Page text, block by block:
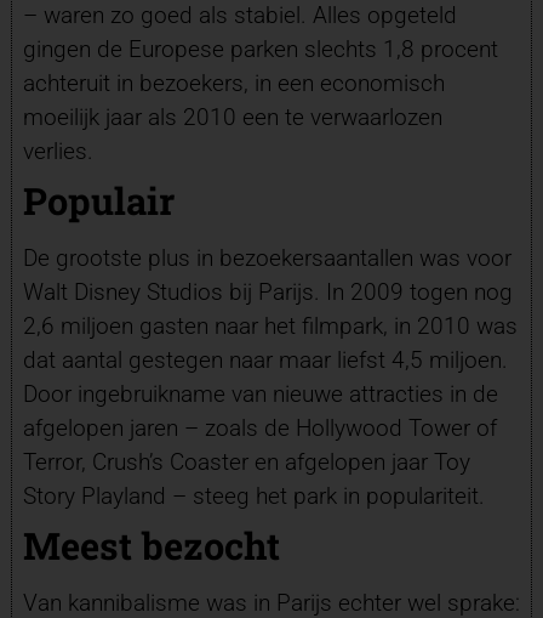
– waren zo goed als stabiel. Alles opgeteld
gingen de Europese parken slechts 1,8 procent
achteruit in bezoekers, in een economisch
moeilijk jaar als 2010 een te verwaarlozen
verlies.
Populair
De grootste plus in bezoekersaantallen was voor
Walt Disney Studios bij Parijs. In 2009 togen nog
2,6 miljoen gasten naar het filmpark, in 2010 was
dat aantal gestegen naar maar liefst 4,5 miljoen.
Door ingebruikname van nieuwe attracties in de
afgelopen jaren – zoals de Hollywood Tower of
Terror, Crush’s Coaster en afgelopen jaar Toy
Story Playland – steeg het park in populariteit.
Meest bezocht
Van kannibalisme was in Parijs echter wel sprake: